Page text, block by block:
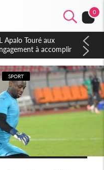
0
en
un exclu d'avance
SPORT